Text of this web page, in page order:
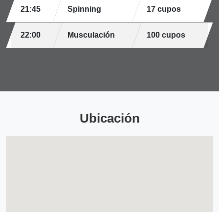
21:45 Spinning 17 cupos
22:00 Musculación 100 cupos
Ubicación